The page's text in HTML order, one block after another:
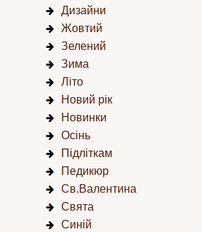
Дизайни
Жовтий
Зелений
Зима
Літо
Новий рік
Новинки
Осінь
Підліткам
Педикюр
Св.Валентина
Свята
Синій